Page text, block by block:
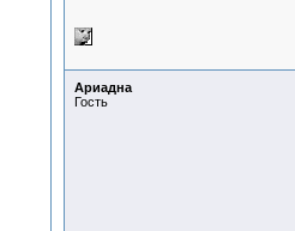
Ариадна
Гость